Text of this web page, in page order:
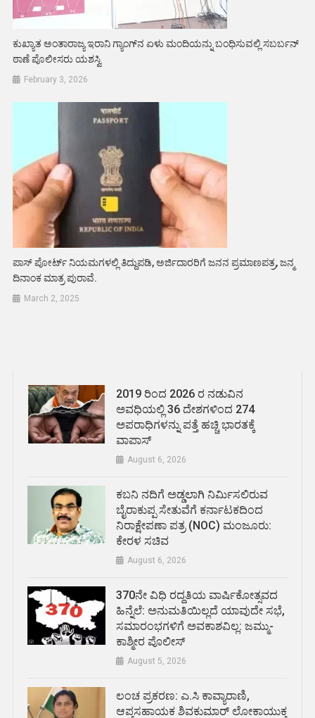
ಕುಖ್ಯಾತ ಅಂತಾರಾಜ್ಯ ಇರಾನಿ ಗ್ಯಾಂಗ್‌ನ ಏಳು ಮಂದಿಯನ್ನು ಬಂಧಿಸುವಲ್ಲಿ ಸಬರ್ಬನ್‌
ಠಾಣೆ ಪೊಲೀಸರು ಯಶಸ್ವಿ
February 3, 2026
ಪಾಸ್ ಪೋರ್ಟ್ ನಿಯಮಗಳಲ್ಲಿ ತಿದ್ದುಪಡಿ, ಅರ್ಜಿದಾರರಿಗೆ ಜನನ ಪ್ರಮಾಣಪತ್ರ, ಜನ್ಮ
ದಿನಾಂಕ ಮಾತ್ರ ಪುರಾವೆ.
March 2, 2025
2019 ರಿಂದ 2026 ರ ನಡುವಿನ
ಅವಧಿಯಲ್ಲಿ 36 ದೇಶಗಳಿಂದ 274
ಅಪರಾಧಿಗಳನ್ನು ಪತ್ತೆ ಹಚ್ಚಿ ಭಾರತಕ್ಕೆ
ವಾಪಾಸ್
August 6, 2026
ಕಬನಿ ನದಿಗೆ ಅಡ್ಡಲಾಗಿ ನಿರ್ಮಿಸಲಿರುವ
ಬೈರಾಕುಪ್ಪ ಸೇತುವೆಗೆ ಕರ್ನಾಟಕದಿಂದ
ನಿರಾಕ್ಷೇಪಣಾ ಪತ್ರ (NOC) ಮಂಜೂರು:
ಕೇರಳ ಸಚಿವ
August 6, 2026
370ನೇ ವಿಧಿ ರದ್ದತಿಯ ವಾರ್ಷಿಕೋತ್ಸವದ
ಹಿನ್ನೆಲೆ: ಅನುಮತಿಯಿಲ್ಲದೆ ಯಾವುದೇ ಸಭೆ,
ಸಮಾರಂಭಗಳಿಗೆ ಅವಕಾಶವಿಲ್ಲ: ಜಮ್ಮು-
ಕಾಶ್ಮೀರ ಪೊಲೀಸ್
August 5, 2026
ಲಂಚ ಪ್ರಕರಣ: ಎ.ಸಿ ಕಾವ್ಯಾರಾಣಿ,
ಆಪ್ತಸಹಾಯಕ ಶಿವಕುಮಾರ್‌ ಲೋಕಾಯುಕ್ತ